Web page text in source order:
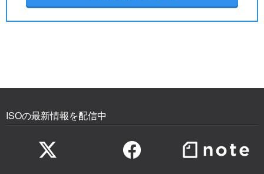
ISOの最新情報を配信中